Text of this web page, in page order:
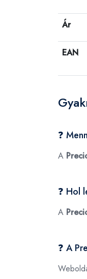
Ár
EAN
❓
A
❓ Hol
A
❓ A